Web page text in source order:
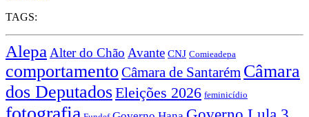
TAGS:
Alepa Alter do Chão Avante CNJ Comieadepa
comportamento Câmara de Santarém Câmara
dos DeputadosEleições 2026 feminicídio